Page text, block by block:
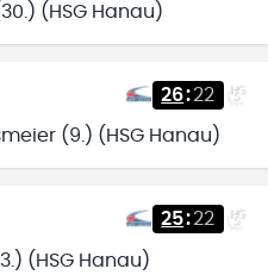
(HSG Hanau)
26:22
(9.) (HSG Hanau)
25:22
(HSG Hanau)